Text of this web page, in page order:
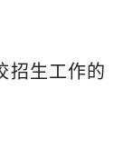
招生工作的